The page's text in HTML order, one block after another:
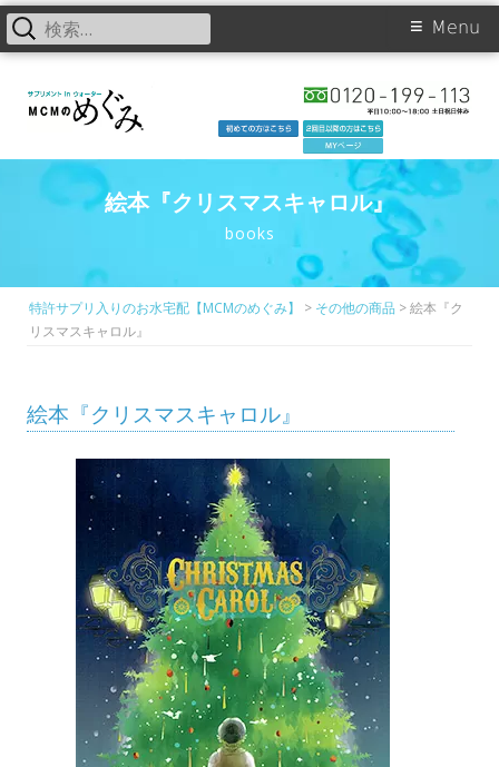
Primary
Menu
検
索:
絵本『クリスマスキャロル』
books
特許サプリ入りのお水宅配【MCMのめぐみ】 > その他の商品 >絵本『ク
リスマスキャロル』
絵本『クリスマスキャロル』